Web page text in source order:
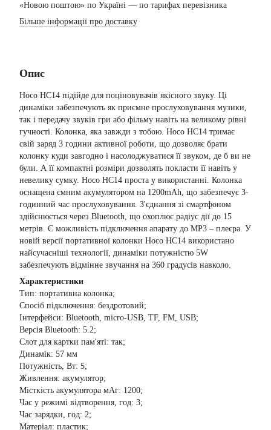
«Новою поштою» по Україні — по тарифах перевізника
Більше інформації про доставку
Опис
Hoco HC14 підійде для поціновувачів якісного звуку. Ці
динаміки забезпечують як приємне прослуховування музики,
так і передачу звуків гри або фільму навіть на великому рівні
гучності. Колонка, яка завжди з тобою. Hoco HC14 тримає
свій заряд 3 години активної роботи, що дозволяє брати
колонку куди завгодно і насолоджуватися її звуком, де б ви не
були. А її компактні розміри дозволять покласти її навіть у
невелику сумку. Hoco HC14 проста у використанні. Колонка
оснащена ємним акумулятором на 1200mAh, що забезпечує 3-
годинний час прослуховування. З'єднання зі смартфоном
здійснюється через Bluetooth, що охоплює радіус дії до 15
метрів. Є можливість підключення апарату до МР3 – плеєра. У
новій версії портативної колонки Hoco HC14 використано
найсучасніші технології, динаміки потужністю 5W
забезпечують відмінне звучання на 360 градусів навколо.
Характеристики
Тип: портативна колонка;
Спосіб підключення: бездротовий;
Інтерфейси: Bluetooth, micro-USB, TF, FM, USB;
Версія Bluetooth: 5.2;
Слот для картки пам'яті: так;
Динамік: 57 мм
Потужність, Вт: 5;
Живлення: акумулятор;
Місткість акумулятора мАг: 1200;
Час у режимі відтворення, год: 3;
Час зарядки, год: 2;
Матеріал: пластик;